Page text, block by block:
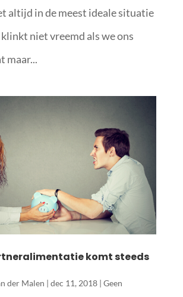
altijd in de meest ideale situatie
niet vreemd als we ons
maar...
komt steeds
der Malen | dec 11, 2018| Geen